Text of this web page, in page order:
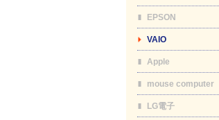
EPSON
VAIO
Apple
mouse computer
LG電子